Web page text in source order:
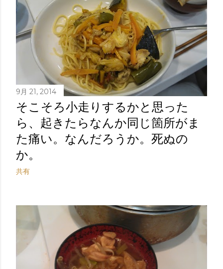
9月 21, 2014
そこそろ小走りするかと思った
ら、起きたらなんか同じ箇所がま
た痛い。なんだろうか。死ぬの
か。
共有